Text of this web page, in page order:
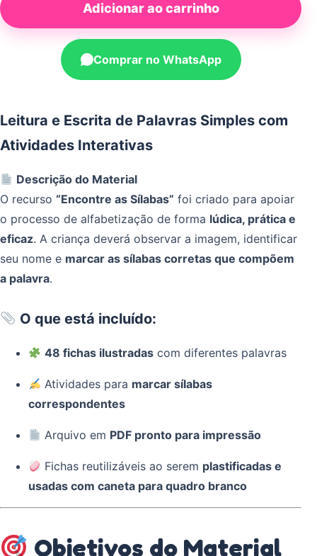
Adicionar ao carrinho
Comprar no WhatsApp
Leitura e Escrita de Palavras Simples com
Atividades Interativas
Descrição do Material
O recurso “Encontre as Sílabas” foi criado para apoiar
o processo de alfabetização de forma lúdica, prática e
eficaz. A criança deverá observar a imagem, identificar
seu nome e marcar as sílabas corretas que compõem
a palavra.
O que está incluído:
48 fichas ilustradas com diferentes palavras
Atividades para marcar sílabas
correspondentes
Arquivo em PDF pronto para impressão
Fichas reutilizáveis ao serem plastificadas e
usadas com caneta para quadro branco
Objetivos do Material